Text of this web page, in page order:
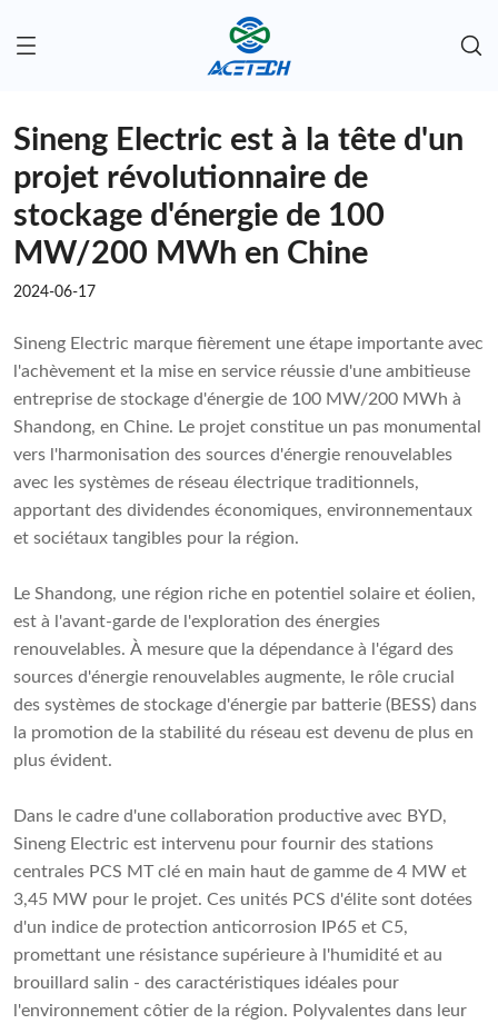
Sineng Electric est à la tête d'un
projet révolutionnaire de
stockage d'énergie de 100
MW/200 MWh en Chine
2024-06-17
Sineng Electric marque fièrement une étape importante avec
l'achèvement et la mise en service réussie d'une ambitieuse
entreprise de stockage d'énergie de 100 MW/200 MWh à
Shandong, en Chine. Le projet constitue un pas monumental
vers l'harmonisation des sources d'énergie renouvelables
avec les systèmes de réseau électrique traditionnels,
apportant des dividendes économiques, environnementaux
et sociétaux tangibles pour la région.
Le Shandong, une région riche en potentiel solaire et éolien,
est à l'avant-garde de l'exploration des énergies
renouvelables. À mesure que la dépendance à l'égard des
sources d'énergie renouvelables augmente, le rôle crucial
des systèmes de stockage d'énergie par batterie (BESS) dans
la promotion de la stabilité du réseau est devenu de plus en
plus évident.
Dans le cadre d'une collaboration productive avec BYD,
Sineng Electric est intervenu pour fournir des stations
centrales PCS MT clé en main haut de gamme de 4 MW et
3,45 MW pour le projet. Ces unités PCS d'élite sont dotées
d'un indice de protection anticorrosion IP65 et C5,
promettant une résistance supérieure à l'humidité et au
brouillard salin - des caractéristiques idéales pour
l'environnement côtier de la région. Polyvalentes dans leur